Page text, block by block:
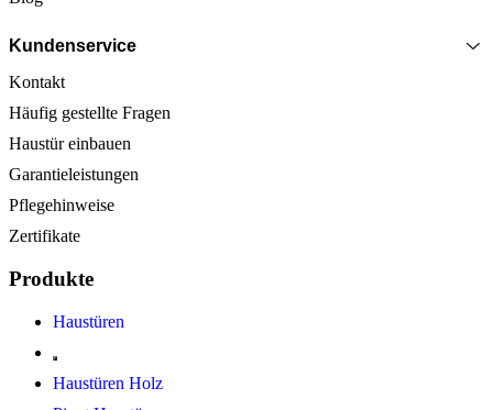
Kundenservice
Kontakt
Häufig gestellte Fragen
Haustür einbauen
Garantieleistungen
Pflegehinweise
Zertifikate
Produkte
Haustüren
Haustüren Holz